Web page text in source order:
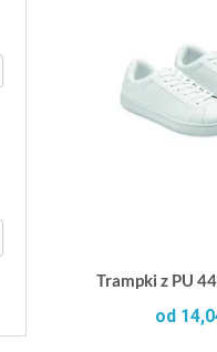
Trampki z PU
od